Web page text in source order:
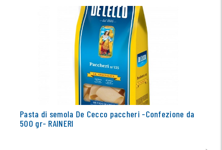
Pasta di semola De Cecco paccheri -Confezione da
500 gr- RAINERI